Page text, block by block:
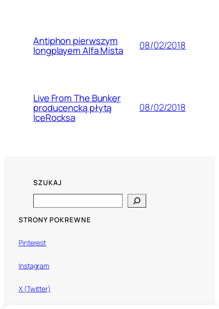
Antiphon pierwszym
longplayem Alfa Mista 08/02/2018
Live From The Bunker
producencką płytą
IceRocksa
08/02/2018
SZUKAJ
STRONY POKREWNE
Pinterest
Instagram
X (Twitter)